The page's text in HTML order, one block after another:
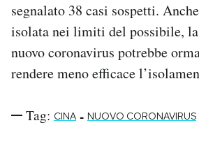
segnalato 38 casi sospetti.
isolata nei limiti del possibile,
nuovo coronavirus potrebbe
rendere meno efficace
Tag: CINA - NUOVO CORONAVIRUS